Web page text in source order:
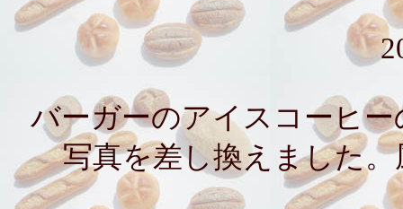
バーガーのアイスコーヒ
写真を差し換えました